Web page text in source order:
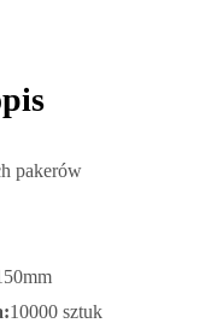
10000 sztuk